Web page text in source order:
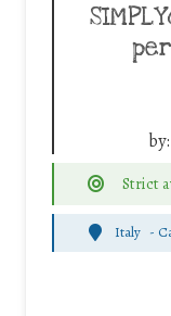
by:
Strict
Italy -